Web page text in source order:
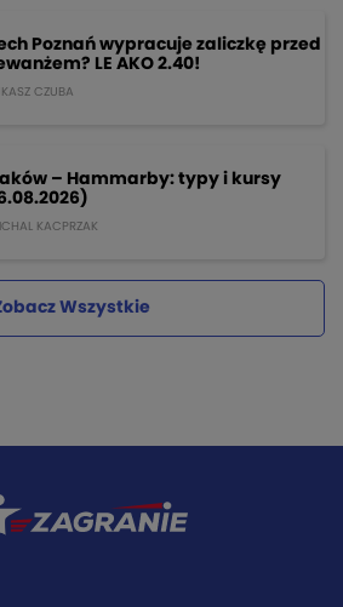
Poznań wypracuje zaliczkę przed
LE AKO 2.40!
CZUBA
– Hammarby: typy i kursy
KACPRZAK
Wszystkie